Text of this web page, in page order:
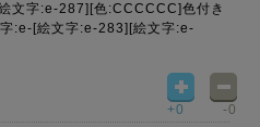
文字:e-287][色:CCCCCC]色付き
:e-[絵文字:e-283][絵文字:e-
+0 -0